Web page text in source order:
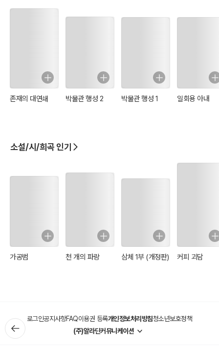
존재의 대연쇄 박물관 행성 2 박물관 행성 1 일회용 아내
소설/시/희곡 인기
가공범 천 개의 파랑 삼체 1부 (개정판) 커피 괴담
로그인공지사항FAQ이용권 등록개인정보처리방침청소년보호정책
(주)알라딘커뮤니케이션